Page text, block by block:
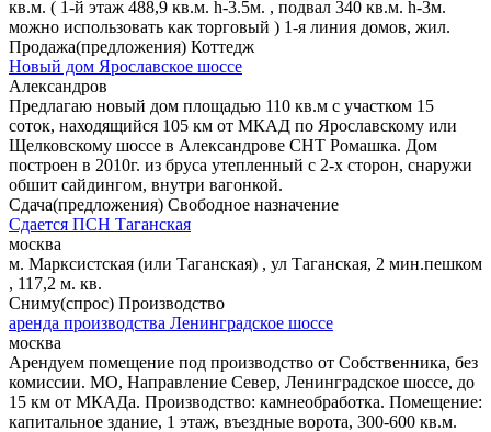
кв.м. ( 1-й этаж 488,9 кв.м. h-3.5м. , подвал 340 кв.м. h-3м.
можно использовать как торговый ) 1-я линия домов, жил.
Продажа(предложения) Коттедж
Новый дом Ярославское шоссе
Александров
Предлагаю новый дом площадью 110 кв.м с участком 15
соток, находящийся 105 км от МКАД по Ярославскому или
Щелковскому шоссе в Александрове СНТ Ромашка. Дом
построен в 2010г. из бруса утепленный с 2-х сторон, снаружи
обшит сайдингом, внутри вагонкой.
Сдача(предложения) Свободное назначение
Сдается ПСН Таганская
москва
м. Марксистская (или Таганская) , ул Таганская, 2 мин.пешком
, 117,2 м. кв.
Сниму(спрос) Производство
аренда производства Ленинградское шоссе
москва
Арендуем помещение под производство от Собственника, без
комиссии. МО, Направление Север, Ленинградское шоссе, до
15 км от МКАДа. Производство: камнеобработка. Помещение:
капитальное здание, 1 этаж, въездные ворота, 300-600 кв.м.